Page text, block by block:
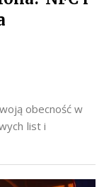
obecność w
list i